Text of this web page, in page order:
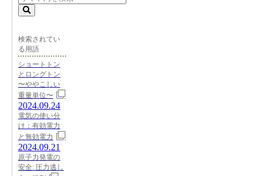
検索されてい
る用語
ショートトン
とロングトン
〜ややこしい
重量単位〜
2024.09.24
電気の使い分
け：有効電力
と無効電力
2024.09.21
原子力発電の
安全: 圧力逃し